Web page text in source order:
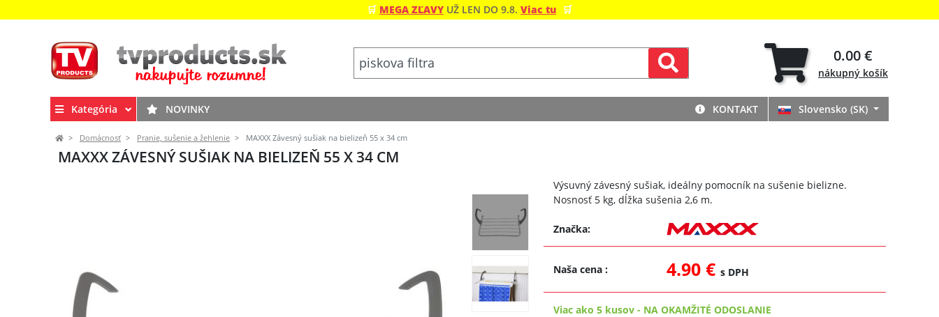
🛒 MEGA ZĽAVY UŽ LEN DO 9.8. Viac tu 🛒
0.00 €
nákupný košík
Kategória NOVINKY KONTAKT Slovensko (SK)
Domácnosť Pranie, sušenie a žehlenie MAXXX Závesný sušiak na bielizeň 55 x 34 cm
MAXXX ZÁVESNÝ SUŠIAK NA BIELIZEŇ 55 X 34 CM
Výsuvný závesný sušiak, ideálny pomocník na sušenie bielizne.
Nosnosť 5 kg, dĺžka sušenia 2,6 m.
Značka:
Naša cena: 4.90 €s DPH
Viac ako 5 kusov - NA OKAMŽITÉ ODOSLANIE